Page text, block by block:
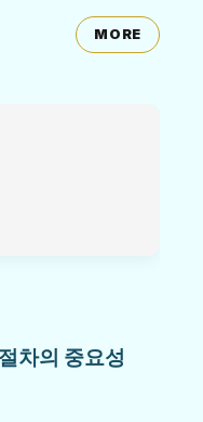
MORE
차의 중요성